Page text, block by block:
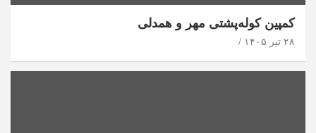
کمپین کوله‌پشتی مهر و همدلی
۲۸ تیر ۱۴۰۵